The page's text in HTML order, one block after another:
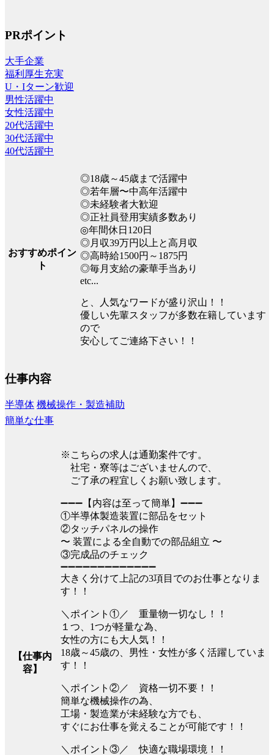
PRポイント
大手企業
福利厚生充実
U・Iターン歓迎
男性活躍中
女性活躍中
20代活躍中
30代活躍中
40代活躍中
おすすめポイン
ト
◎18歳～45歳まで活躍中
◎若年層〜中高年活躍中
◎未経験者大歓迎
◎正社員登用実績多数あり
◎年間休日120日
◎月収39万円以上と高月収
◎高時給1500円～1875円
◎毎月支給の豪華手当あり
etc...
と、人気なワードが盛り沢山！！
優しい先輩スタッフが多数在籍しています
ので
安心してご連絡下さい！！
仕事内容
半導体 機械操作・製造補助
簡単な仕事
【仕事内
容】
※こちらの求人は通勤案件です。
社宅・寮等はございませんので、
ご了承の程宜しくお願い致します。
➖➖➖【内容は至って簡単】➖➖➖
①半導体製造装置に部品をセット
②タッチパネルの操作
〜 装置による全自動での部品組立 〜
③完成品のチェック
➖➖➖➖➖➖➖➖➖➖➖➖➖
大きく分けて上記の3項目でのお仕事となりま
す！！
＼ポイント①／ 重量物一切なし！！
１つ、1つが軽量な為、
女性の方にも大人気！！
18歳～45歳の、男性・女性が多く活躍していま
す！！
＼ポイント②／ 資格一切不要！！
簡単な機械操作の為、
工場・製造業が未経験な方でも、
すぐにお仕事を覚えることが可能です！！
＼ポイント③／ 快適な職場環境！！